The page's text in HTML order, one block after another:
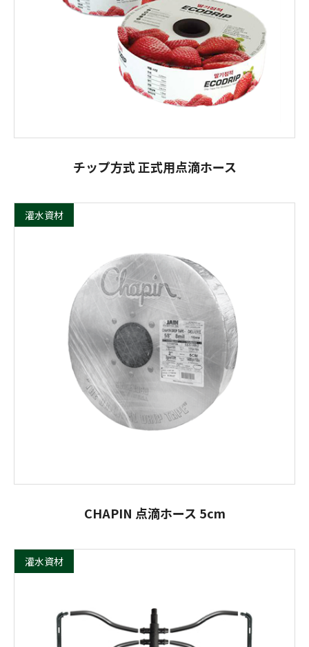
チップ方式 正式用点滴ホース
灌水資材
CHAPIN 点滴ホース 5cm
灌水資材